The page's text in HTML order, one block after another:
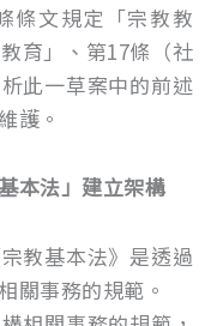
條文規定「宗教教
育」、第17條（社
此一草案中的前述
護。
本法」建立架構
教基本法》是透過
關事務的規範。